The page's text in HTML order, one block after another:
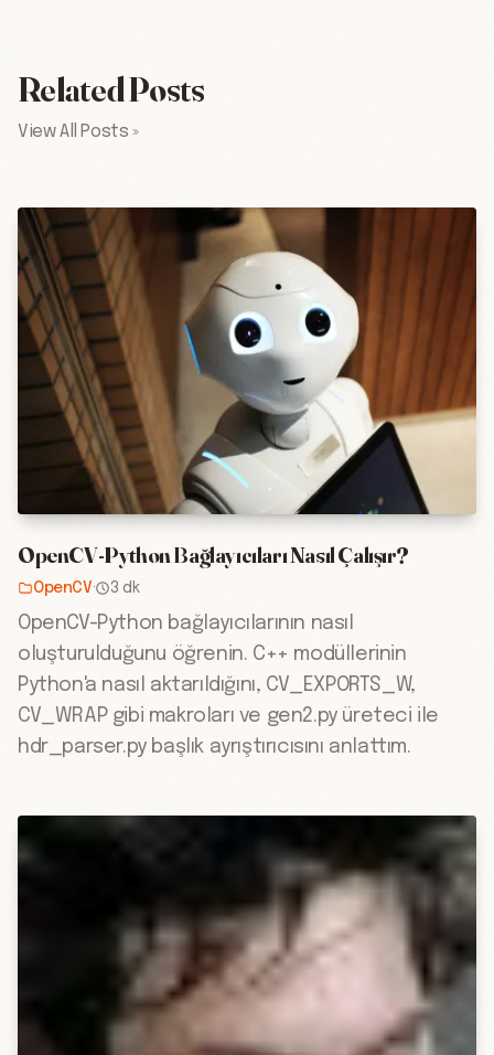
Related Posts
View All Posts »
OpenCV-Python Bağlayıcıları Nasıl Çalışır?
OpenCV· 3 dk
OpenCV-Python bağlayıcılarının nasıl
oluşturulduğunu öğrenin. C++ modüllerinin
Python'a nasıl aktarıldığını, CV_EXPORTS_W,
CV_WRAP gibi makroları ve gen2.py üreteci ile
hdr_parser.py başlık ayrıştırıcısını anlattım.